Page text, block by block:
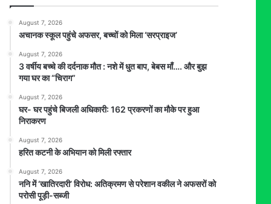
August 7, 2026
अचानक स्कूल पहुंचे अफसर, बच्चों को मिला ‘सरप्राइज’
August 7, 2026
3 वर्षीय बच्चे की दर्दनाक मौत : नशे में धुत बाप, बेबस माँ…. और बुझ
गया घर का “चिराग”
August 7, 2026
घर- घर पहुंचे बिजली अधिकारी: 162 प्रकरणों का मौके पर हुआ
निराकरण
August 7, 2026
हरित कटनी के अभियान को मिली रफ्तार
August 7, 2026
ननि में ‘खातिरदारी’ विरोध: अतिक्रमण से परेशान वकील ने अफसरों को
परोसी पूड़ी-सब्जी